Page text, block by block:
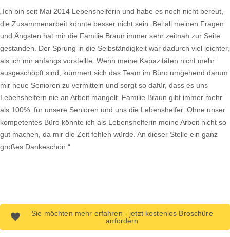
„Ich bin seit Mai 2014 Lebenshelferin und habe es noch nicht bereut,
die Zusammenarbeit könnte besser nicht sein. Bei all meinen Fragen
und Ängsten hat mir die Familie Braun immer sehr zeitnah zur Seite
gestanden. Der Sprung in die Selbständigkeit war dadurch viel leichter,
als ich mir anfangs vorstellte. Wenn meine Kapazitäten nicht mehr
ausgeschöpft sind, kümmert sich das Team im Büro umgehend darum
mir neue Senioren zu vermitteln und sorgt so dafür, dass es uns
Lebenshelfern nie an Arbeit mangelt. Familie Braun gibt immer mehr
als 100% für unsere Senioren und uns die Lebenshelfer. Ohne unser
kompetentes Büro könnte ich als Lebenshelferin meine Arbeit nicht so
gut machen, da mir die Zeit fehlen würde. An dieser Stelle ein ganz
großes Dankeschön.“
Sie möchten mehr erfahren - jetzt kostenlos Broschüre
anfordern